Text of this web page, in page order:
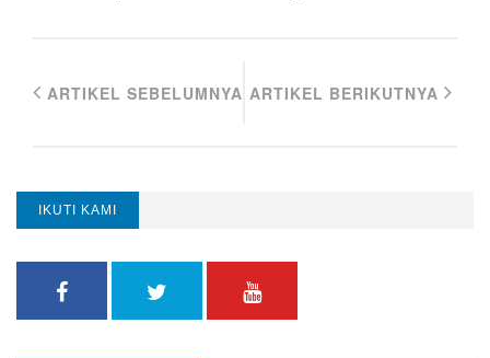
ARTIKEL SEBELUMNYA ARTIKEL BERIKUTNYA
IKUTI KAMI